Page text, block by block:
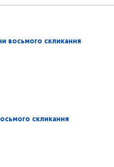
восьмого скликання
скликання